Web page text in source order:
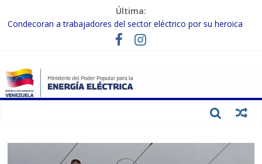
Última:
Condecoran a trabajadores del sector eléctrico por su heroica
labor tras el doble sismo del 24-J
Gobierno Nacional coordina acciones con el sector privado para
Inspeccionan trabajos de rehabilitación en instalaciones del SEN
en Carabobo
Gobierno Nacional activa plan preventivo para fortalecer el SEN